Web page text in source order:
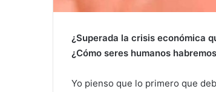
¿Superada la crisis económica
¿Cómo seres humanos
Yo pienso que lo primero que